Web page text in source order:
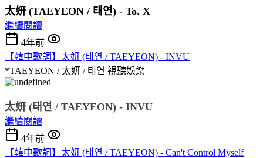
太妍 (TAEYEON / 태연) - To. X
繼續閱讀
4年前
【韓中歌詞】太妍 (태연 / TAEYEON) - INVU
*TAEYEON / 太妍 / 태연 視聽娛樂
太妍 (태연 / TAEYEON) - INVU
繼續閱讀
4年前
【韓中歌詞】太妍 (태연 / TAEYEON) - Can't Control Myself